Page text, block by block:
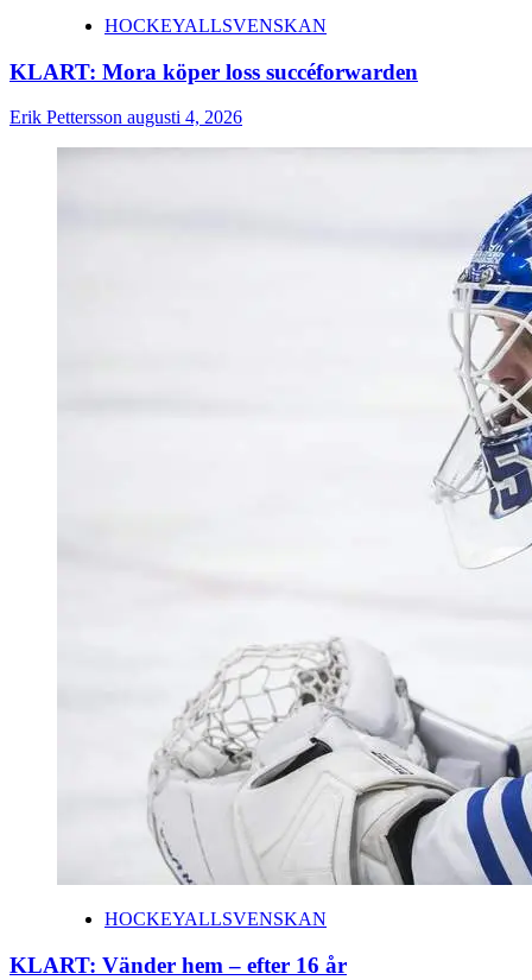
HOCKEYALLSVENSKAN
KLART: Mora köper loss succéforwarden
Erik Pettersson augusti 4, 2026
HOCKEYALLSVENSKAN
KLART: Vänder hem – efter 16 år